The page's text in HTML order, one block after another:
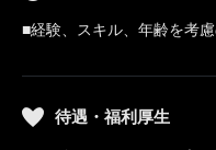
■経験、スキル、年齢を考
待遇・福利厚生